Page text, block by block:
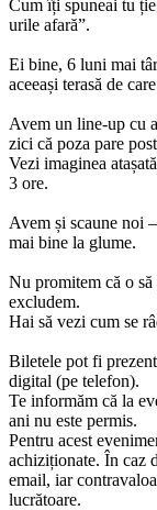
Cum îți spuneai tu
urile afară”.
Ei bine, 6 luni mai
aceeași terasă de
Avem un line-up cu
zici că poza pare
Vezi imaginea
3 ore.
Avem și scaune noi
mai bine la glume.
Nu promitem că o
excludem.
Hai să vezi cum se
Biletele pot fi
digital (pe telefon).
Te informăm că la
ani nu este permis.
Pentru acest
achiziționate. În caz
email, iar
lucrătoare.